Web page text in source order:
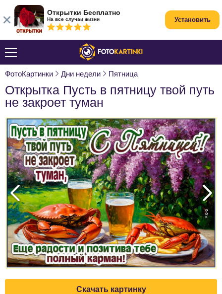
ФотоКартинки Дни недели Пятница
Открытка Пусть в пятницу твой путь
не закроет туман
Скачать картинку
Открытки Бесплатно
На все случаи жизни Установить